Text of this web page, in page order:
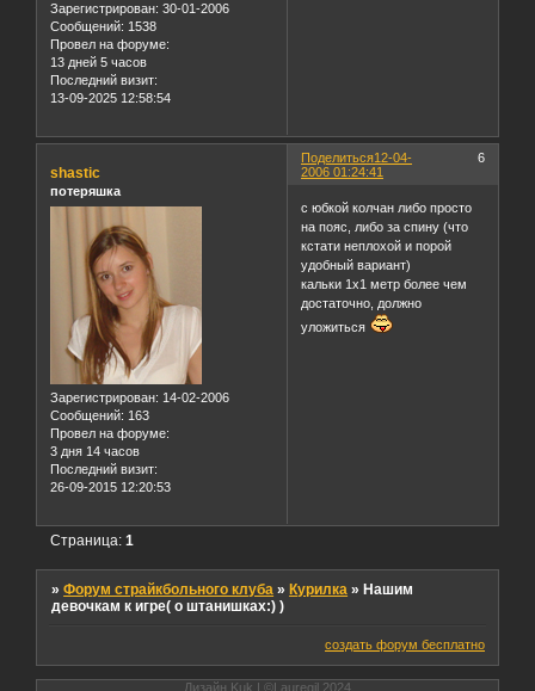
Зарегистрирован: 30-01-2006
Сообщений: 1538
Провел на форуме:
13 дней 5 часов
Последний визит:
13-09-2025 12:58:54
Поделиться 6
12-04-
2006 01:24:41
shastic
потеряшка
Зарегистрирован: 14-02-2006
Сообщений: 163
Провел на форуме:
3 дня 14 часов
Последний визит:
26-09-2015 12:20:53
с юбкой колчан либо просто
на пояс, либо за спину (что
кстати неплохой и порой
удобный вариант)
кальки 1х1 метр более чем
достаточно, должно
уложиться
Страница:1
»Форум страйкбольного клуба » Курилка » Нашим
девочкам к игре( о штанишках:) )
создать форум бесплатно
Дизайн Kuk | ©Lauregil 2024